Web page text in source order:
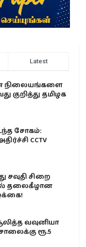
Latest
நிலையங்களை
குறித்து தமிழக
சோகம்:
CCTV
சவுதி சிறை
தலைகீழான
வவுனியா
ரூ.5